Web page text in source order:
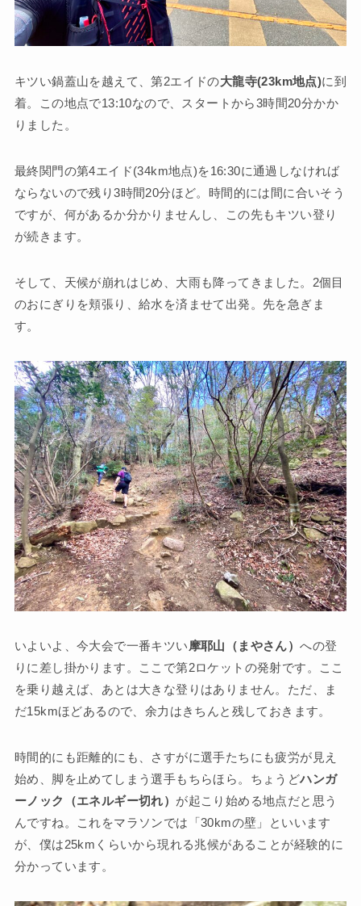
キツい鍋蓋山を越えて、第2エイドの大龍寺(23km地点)に到
着。この地点で13:10なので、スタートから3時間20分かか
りました。
最終関門の第4エイド(34km地点)を16:30に通過しなければ
ならないので残り3時間20分ほど。時間的には間に合いそう
ですが、何があるか分かりませんし、この先もキツい登り
が続きます。
そして、天候が崩れはじめ、大雨も降ってきました。2個目
のおにぎりを頬張り、給水を済ませて出発。先を急ぎま
す。
いよいよ、今大会で一番キツい摩耶山（まやさん）への登
りに差し掛かります。ここで第2ロケットの発射です。ここ
を乗り越えば、あとは大きな登りはありません。ただ、ま
だ15kmほどあるので、余力はきちんと残しておきます。
時間的にも距離的にも、さすがに選手たちにも疲労が見え
始め、脚を止めてしまう選手もちらほら。ちょうどハンガ
ーノック（エネルギー切れ） が起こり始める地点だと思う
んですね。これをマラソンでは「30kmの壁」といいます
が、僕は25kmくらいから現れる兆候があることが経験的に
分かっています。